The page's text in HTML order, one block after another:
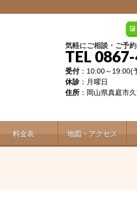
気軽にご相談・ご予
TEL
受付：10:00～19:00(
休診：月曜日
住所 ：岡山県真庭市
料金表 地図・アクセス